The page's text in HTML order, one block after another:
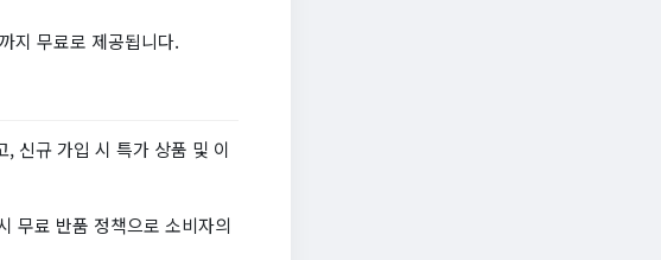
지 무료로 제공됩니다.
신규 가입 시 특가 상품 및 이
무료 반품 정책으로 소비자의